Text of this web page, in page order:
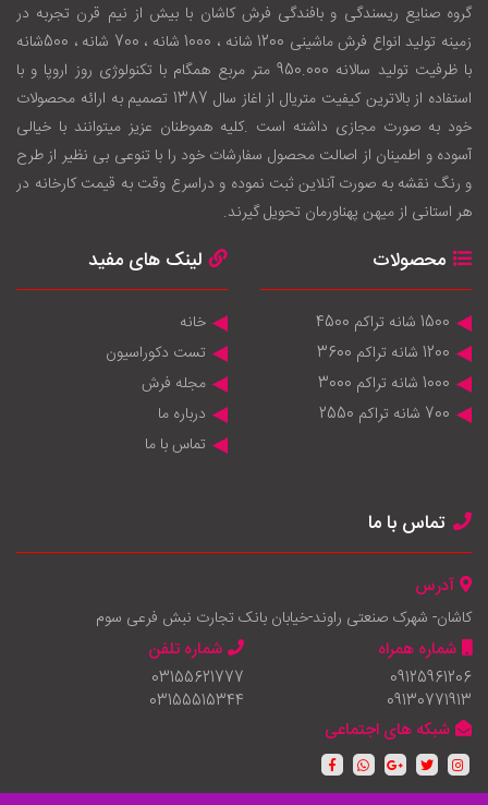
گروه صنایع ریسندگی و بافندگی فرش کاشان با بيش از نيم قرن تجربه در
زمينه توليد انواع فرش ماشینی 1200 شانه ، 1000 شانه ، 700 شانه ، 500شانه
با ظرفيت توليد سالانه 950.000 متر مربع همگام با تکنولوژی روز اروپا و با
استفاده از بالاترين کيفيت متريال از اغاز سال 1387 تصميم به ارائه محصولات
خود به صورت مجازی داشته است .کليه هموطنان عزيز ميتوانند با خيالی
آسوده و اطمينان از اصالت محصول سفارشات خود را با تنوعی بی نظير از طرح
و رنگ نقشه به صورت آنلاين ثبت نموده و دراسرع وقت به قيمت کارخانه در
هر استانی از ميهن پهناورمان تحويل گيرند.
محصولات
1500 شانه تراکم 4500
1200 شانه تراکم 3600
1000 شانه تراکم 3000
700 شانه تراکم 2550
لینک های مفید
خانه
تست دکوراسیون
مجله فرش
درباره ما
تماس با ما
تماس با ما
آدرس
کاشان- شهرک صنعتی راوند-خیابان بانک تجارت نبش فرعی سوم
شماره همراه
09125961206
09130771913
شماره تلفن
03155621777
03155515344
شبکه های اجتماعی